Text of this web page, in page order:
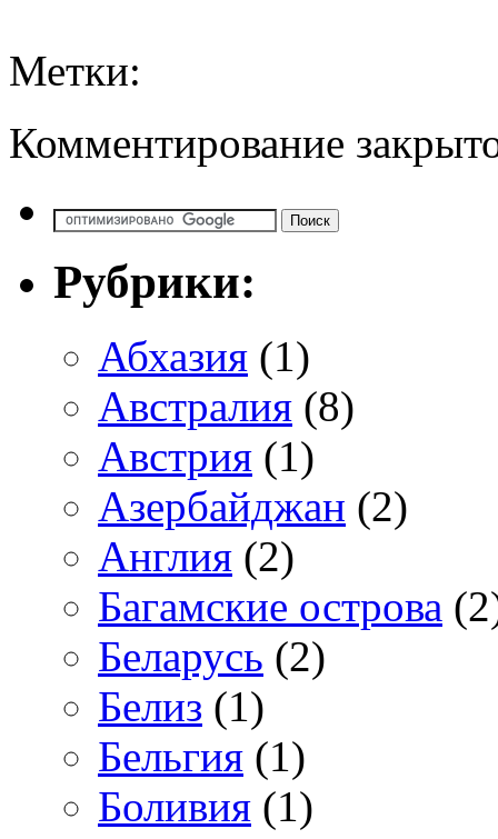
Метки:
Комментирование
Рубрики:
Абхазия (1)
Австралия (8)
Австрия (1)
Азербайджан (2)
Англия (2)
Багамские острова
Беларусь (2)
Белиз (1)
Бельгия (1)
Боливия (1)